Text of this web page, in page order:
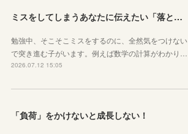
ミスをしてしまうあなたに伝えたい「落とし穴がある道は早歩きしない」ということ
勉強中、そこそこミスをするのに、全然気をつけない
で突き進む子がいます。例えば数学の計算がわかり…
2026.07.12 15:05
「負荷」をかけないと成長しない！